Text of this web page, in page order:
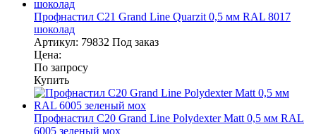
Профнастил С21 Grand Line Quarzit 0,5 мм RAL 8017
шоколад
Артикул: 79832 Под заказ
Цена:
По запросу
Купить
Профнастил С20 Grand Line Polydexter Matt 0,5 мм RAL
6005 зеленый мох